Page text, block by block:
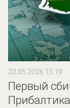
20.05.2026 15:19
Первый